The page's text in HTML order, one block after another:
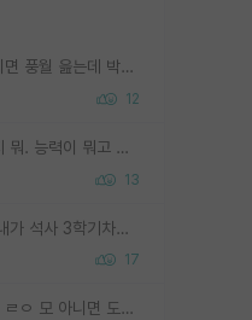
서당개 개 ㅅㄲ도 3년이면 풍월 읊는데 박사 5년 이상 대리고 있으면서 물된건 교수 탓 맞는ㄱ게 거기가 서당이 아니란 소리임
12
능력없는박사 란 말이지 뭐. 능력이 뭐고 능력이 있다는게 뭔지는 사람마다 기준이 다르니까 얘기해봐야 서로 자기 기준만 얘기해서 논쟁이 끝이 안나고. 주위에서 능력있고 야심있는 신입생이 교수가 유의미한 피드백을 아예 안주면서 제대로된 과제에 참여해볼 기회도 제공하지 않고 잡일 뺑뺑이만 돌려서 맨날 단순작업만 하면서 밤새다가 눈빛이 점점 죽어가는걸 본 사람은 물박사는 교수탓이라고 하고, 교수는 이것저것 알려도 주고 기회도 주고 사수 동기 붙여주면서 어떻게든 끌고가려고 하는데 본인이 매일 뺀질거리면서 출근 하는둥마는둥 하다가 기껏 와서도 폰이나 쳐다보다가 실험 망치고 저녁약속있어서 먼저 가볼게요~ 하는걸 본 사람은 물박사는 본인탓이라고 함.
13
가지마라. 신생랩이고 내가 석사 3학기차인데 최고참인데 나도 아무것도 모르는데 교수가 후배들 왜 논문 교육 안시키냐. 논문 왜 안 써오냐 닦달한다
17
신생랩+젊은 교수 이게 ㄹㅇ 모 아니면 도인듯.